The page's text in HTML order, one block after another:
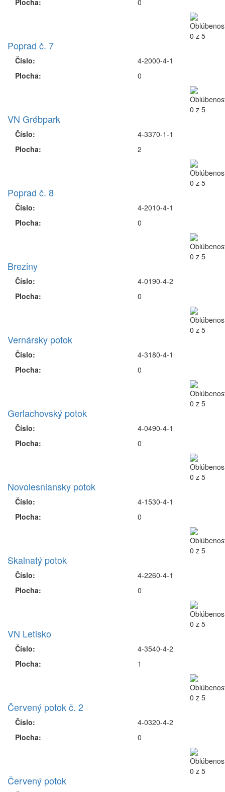
Plocha:
0
Poprad č. 7
Číslo:
Plocha:
4-2000-4-1
0
VN Grébpark
Číslo:
Plocha:
4-3370-1-1
2
Poprad č. 8
Číslo:
Plocha:
4-2010-4-1
0
Breziny
Číslo:
Plocha:
4-0190-4-2
0
Vernársky potok
Číslo:
Plocha:
4-3180-4-1
0
Gerlachovský potok
Číslo:
Plocha:
4-0490-4-1
0
Novolesniansky potok
Číslo:
Plocha:
4-1530-4-1
0
Skalnatý potok
Číslo:
Plocha:
4-2260-4-1
0
VN Letisko
Číslo:
Plocha:
4-3540-4-2
1
Červený potok č. 2
Číslo:
Plocha:
4-0320-4-2
0
Červený potok